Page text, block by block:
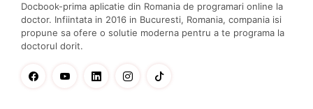
Docbook-prima aplicatie din Romania de programari online la
doctor. Infiintata in 2016 in Bucuresti, Romania, compania isi
propune sa ofere o solutie moderna pentru a te programa la
doctorul dorit.